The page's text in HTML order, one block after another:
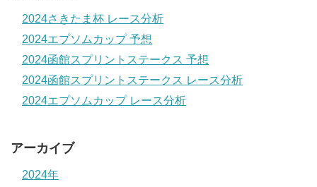
2024さきたま杯 レース分析
2024エプソムカップ 予想
2024函館スプリントステークス 予想
2024函館スプリントステークス レース分析
2024エプソムカップ レース分析
アーカイブ
2024年